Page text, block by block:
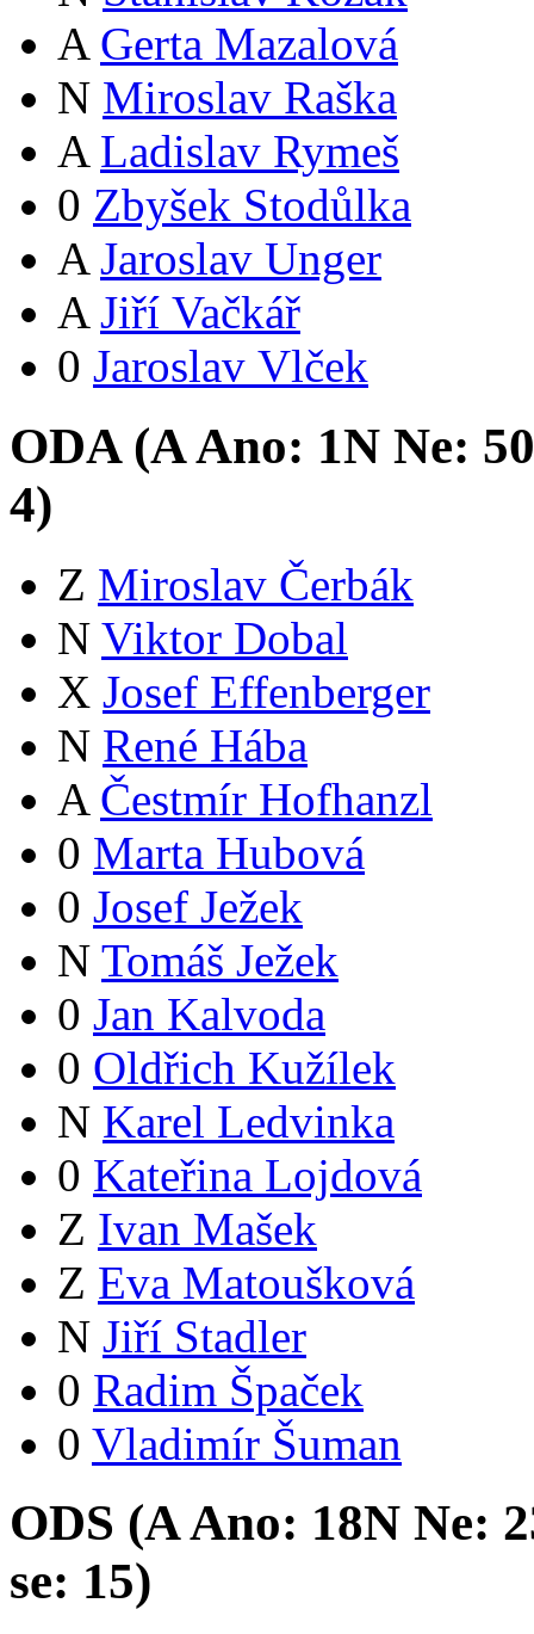
A Gerta Mazalová
N Miroslav Raška
A Ladislav Rymeš
0 Zbyšek Stodůlka
A Jaroslav Unger
A Jiří Vačkář
0 Jaroslav Vlček
ODA (AAno: 1N Ne: 50
4)
Z Miroslav Čerbák
N Viktor Dobal
X Josef Effenberger
N René Hába
A Čestmír Hofhanzl
0 Marta Hubová
0 Josef Ježek
N Tomáš Ježek
0 Jan Kalvoda
0 Oldřich Kužílek
N Karel Ledvinka
0 Kateřina Lojdová
Z Ivan Mašek
Z Eva Matoušková
N Jiří Stadler
0 Radim Špaček
0 Vladimír Šuman
ODS (AAno: 18N Ne:
se: 15)